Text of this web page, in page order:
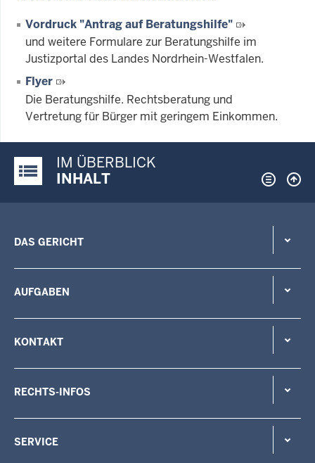
Vordruck "Antrag auf Beratungshilfe"
und weitere Formulare zur Beratungshilfe im
Justizportal des Landes Nordrhein-Westfalen.
Flyer
Die Beratungshilfe. Rechtsberatung und
Vertretung für Bürger mit geringem Einkommen.
Justiz-Portal im Überblick:
IM ÜBERBLICK
INHALT
DAS GERICHT
AUFGABEN
KONTAKT
RECHTS-INFOS
SERVICE